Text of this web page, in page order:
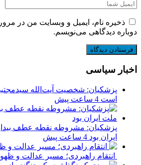
ذخیره نام، ایمیل و وبسایت من در
دوباره دیدگاهی می‌نویسم.
اخبار سیاسی
پزشکیان: شخصیت آیت‌الله
است 4 ساعت پیش
پزشکیان: مشروطه نقطه عطف
ایران بود 4 ساعت پیش
انتقام راهبردی؛ مسیر عدالت و